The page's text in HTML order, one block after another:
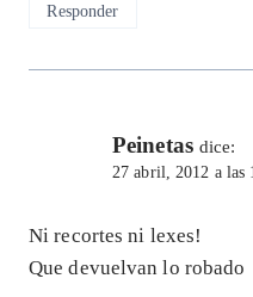
Responder
Peinetas dice:
27 abril, 2012 a las
Ni recortes ni lexes!
Que devuelvan lo robado